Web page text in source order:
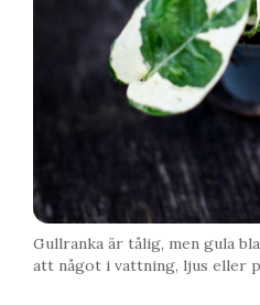
Gullranka är tålig, men gula
att något i vattning, ljus eller